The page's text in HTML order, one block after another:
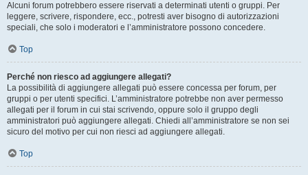
Alcuni forum potrebbero essere riservati a determinati utenti o gruppi. Per
leggere, scrivere, rispondere, ecc., potresti aver bisogno di autorizzazioni
speciali, che solo i moderatori e l’amministratore possono concedere.
Top
Perché non riesco ad aggiungere allegati?
La possibilità di aggiungere allegati può essere concessa per forum, per
gruppi o per utenti specifici. L’amministratore potrebbe non aver permesso
allegati per il forum in cui stai scrivendo, oppure solo il gruppo degli
amministratori può aggiungere allegati. Chiedi all’amministratore se non sei
sicuro del motivo per cui non riesci ad aggiungere allegati.
Top